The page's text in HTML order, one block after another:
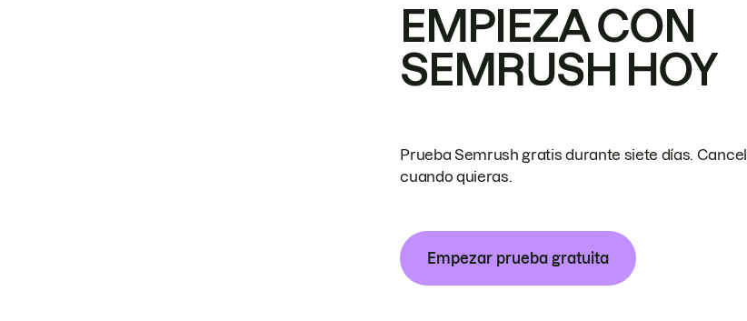
EMPIEZA CON
SEMRUSH HOY
Prueba Semrush gratis durante siete días.
cuando quieras.
Empezar prueba gratuita